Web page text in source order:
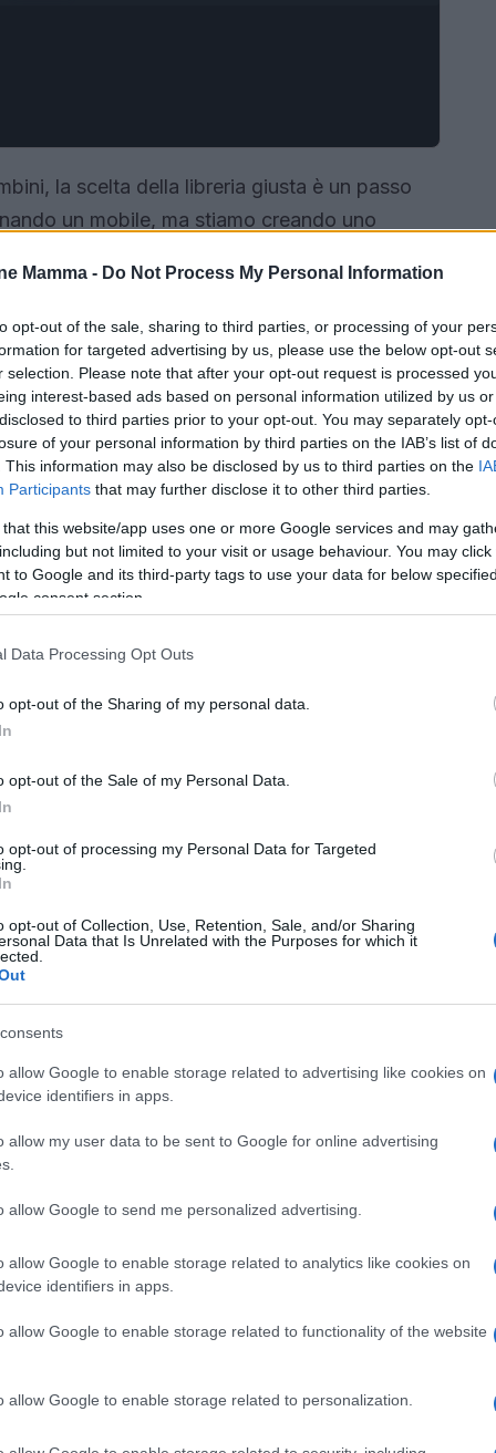
Mamma - Do Not Process My Personal Information
opt-out of the sale, sharing to third parties, or processing of your
for targeted advertising by us, please use the below opt-out
selection. Please note that after your opt-out request is processed
interest-based ads based on personal information utilized by us
to third parties prior to your opt-out. You may separately
of your personal information by third parties on the IAB’s list of
This information may also be disclosed by us to third parties on the
Participants that may further disclose it to other third parties.
that this website/app uses one or more Google services and may
but not limited to your visit or usage behaviour. You may
to Google and its third-party tags to use your data for below
consent section.
Data Processing Opt Outs
opt-out of the Sharing of my personal data.
opt-out of the Sale of my Personal Data.
opt-out of processing my Personal Data for Targeted
opt-out of Collection, Use, Retention, Sale, and/or Sharing
Data that Is Unrelated with the Purposes for which it
allow Google to enable storage related to advertising like cookies on
identifiers in apps.
allow my user data to be sent to Google for online advertising
allow Google to send me personalized advertising.
allow Google to enable storage related to analytics like cookies on
identifiers in apps.
allow Google to enable storage related to functionality of the website
allow Google to enable storage related to personalization.
la scelta della libreria giusta è un passo
un mobile, ma stiamo creando uno
e promuovere l’amore per la lettura. La
funzionale, in modo da adattarsi all’estetica
più piccoli. Ma come possiamo scegliere il
alla lettura e all’immaginazione?
crescita dei bambini
di arredamento deve riflettere la loro
ben progettata non solo mantiene i libri in
avventure, un rifugio dove esplorare mondi
libreria possa trasformarsi in un portale
è cruciale: deve permettere ai bambini di
incoraggiando così il loro spirito indipendente.
sicuri, come il legno laccato o i pannelli MDF
un ambiente sicuro e stimolante.
esposte, è particolarmente adatta per i più
rende l’angolo lettura più invitante. In spazi
a scaletta o i contenitori modulari possono
più ampie, possiamo realizzare un vero e
e cuscini, per creare un’atmosfera
nella lettura.
equilibrio da trovare